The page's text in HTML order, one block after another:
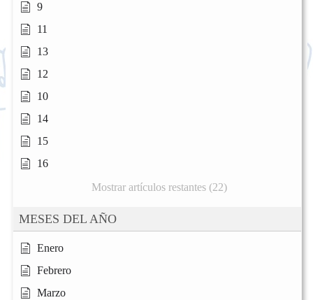
9
11
13
12
10
14
15
16
Mostrar artículos restantes (22)
MESES DEL AÑO
Enero
Febrero
Marzo